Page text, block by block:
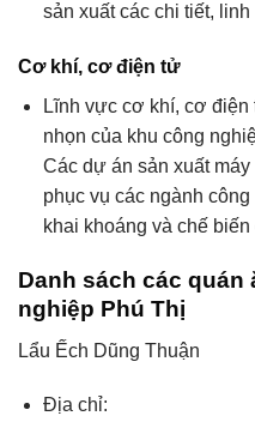
sản xuất các chi tiết,
Cơ khí, cơ điện tử
Lĩnh vực cơ khí, cơ
nhọn của khu công
Các dự án sản xuất
phục vụ các ngành
khai khoáng và chế
Danh sách các quán
nghiệp Phú Thị
Lẩu Ếch Dũng Thuận
Địa chỉ: